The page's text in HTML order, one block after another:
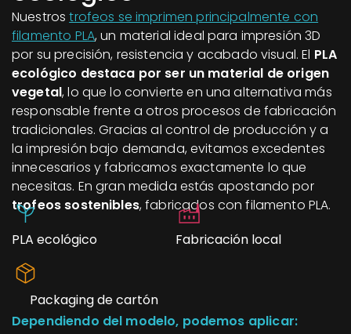
Nuestrostrofeos se imprimen principalmente con
filamento PLA, un material ideal para impresión 3D
por su precisión, resistencia y acabado visual. El PLA
ecológico destaca por ser un material de origen
vegetal, lo que lo convierte en una alternativa más
responsable frente a otros procesos de fabricación
tradicionales. Gracias al control de producción y a
la impresión bajo demanda, evitamos excedentes
innecesarios y fabricamos exactamente lo que
necesitas. En gran medida estás apostando por
trofeos sostenibles, fabricados con filamento PLA.
PLA ecológico
Fabricación local
Packaging de cartón
Dependiendo del modelo, podemos aplicar: